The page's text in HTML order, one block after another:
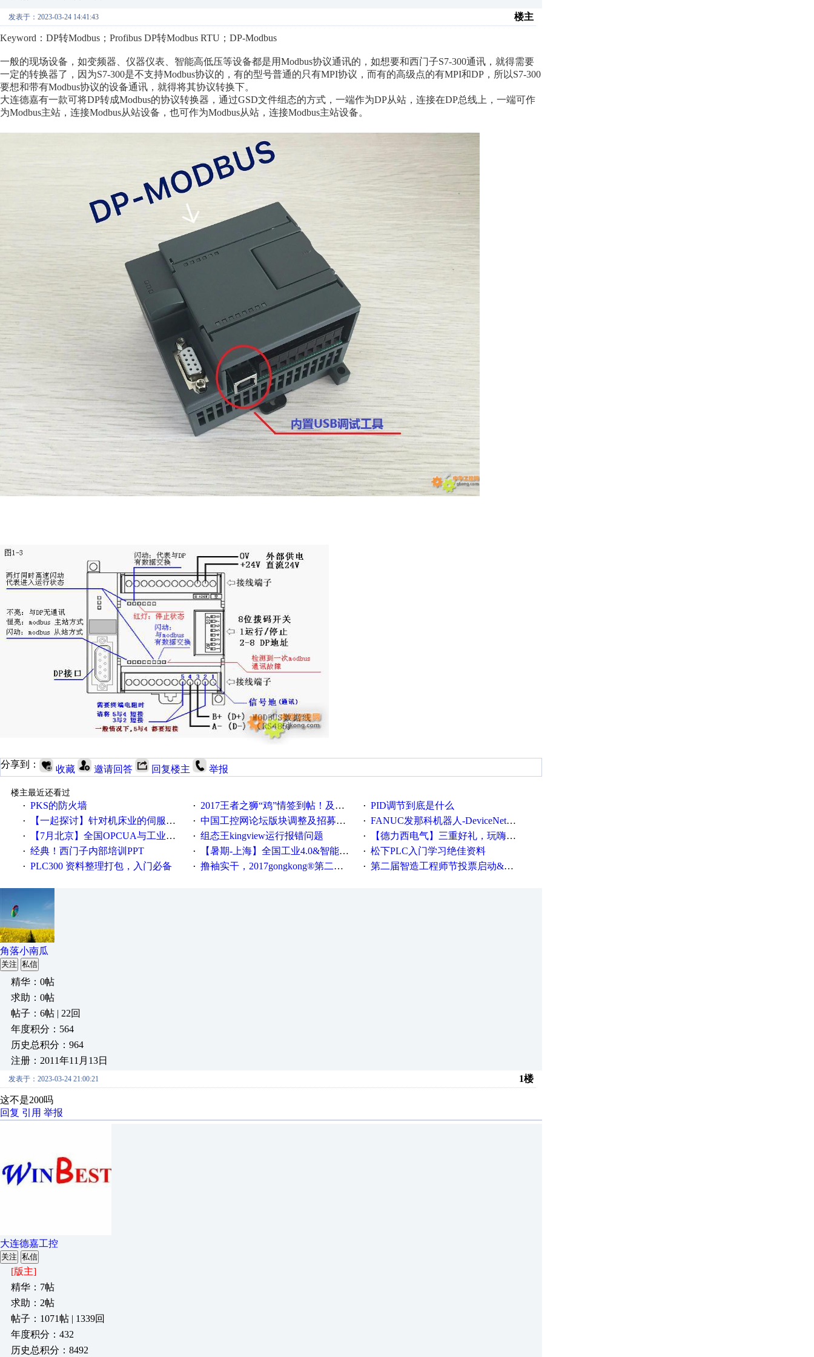
发表于：2023-03-24 14:41:43 楼主
Keyword：DP转Modbus；Profibus DP转Modbus RTU；DP-Modbus
一般的现场设备，如变频器、仪器仪表、智能高低压等设备都是用Modbus协议通讯的，如想要和西门子S7-300通讯，就得需要
一定的转换器了，因为S7-300是不支持Modbus协议的，有的型号普通的只有MPI协议，而有的高级点的有MPI和DP，所以S7-300
要想和带有Modbus协议的设备通讯，就得将其协议转换下。
大连德嘉有一款可将DP转成Modbus的协议转换器，通过GSD文件组态的方式，一端作为DP从站，连接在DP总线上，一端可作
为Modbus主站，连接Modbus从站设备，也可作为Modbus从站，连接Modbus主站设备。
分享到： 收藏 邀请回答 回复楼主 举报
楼主最近还看过
· PKS的防火墙 · 2017王者之狮“鸡”情签到帖！及时更新在线研讨会预告 · PID调节到底是什么
· 【一起探讨】针对机床业的伺服系统发展，您的期望是什么？ · 中国工控网论坛版块调整及招募版主公告 · FANUC发那科机器人-DeviceNet通信使用手册(中文)
· 【7月北京】全国OPCUA与工业互联技术培训班通知！ · 组态王kingview运行报错问题 · 【德力西电气】三重好礼，玩嗨夏日！
· 经典！西门子内部培训PPT · 【暑期-上海】全国工业4.0&智能制造高级培训班通知！ · 松下PLC入门学习绝佳资料
· PLC300 资料整理打包，入门必备 · 撸袖实干，2017gongkong®第二届智造工程师节正式起航！ · 第二届智造工程师节投票启动&周周有礼！
角落小南瓜
关注 私信
精华：0帖
求助：0帖
帖子：6帖 | 22回
年度积分：564
历史总积分：964
注册：2011年11月13日
发表于：2023-03-24 21:00:21 1楼
这不是200吗
回复 引用 举报
大连德嘉工控
关注 私信
[版主]
精华：7帖
求助：2帖
帖子：1071帖 | 1339回
年度积分：432
历史总积分：8492